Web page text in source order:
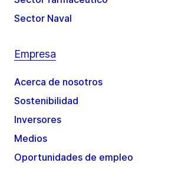
Sector Naval
Empresa
Acerca de nosotros
Sostenibilidad
Inversores
Medios
Oportunidades de empleo